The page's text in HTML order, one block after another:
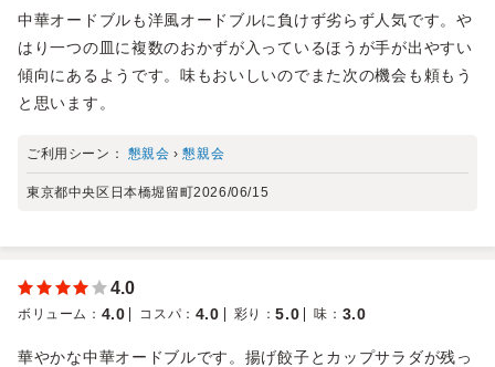
中華オードブルも洋風オードブルに負けず劣らず人気です。や
はり一つの皿に複数のおかずが入っているほうが手が出やすい
傾向にあるようです。味もおいしいのでまた次の機会も頼もう
と思います。
ご利用シーン： 懇親会 ›懇親会
東京都中央区日本橋堀留町2026/06/15
4.0
ボリューム ： 4.0 コスパ ： 4.0 彩り ：5.0 味 ： 3.0
華やかな中華オードブルです。揚げ餃子とカップサラダが残っ